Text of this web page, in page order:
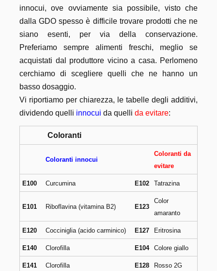
innocui, ove ovviamente sia possibile, visto che
dalla GDO spesso è difficile trovare prodotti che ne
siano esenti, per via della conservazione.
Preferiamo sempre alimenti freschi, meglio se
acquistati dal produttore vicino a casa. Perlomeno
cerchiamo di scegliere quelli che ne hanno un
basso dosaggio.
Vi riportiamo per chiarezza, le tabelle degli additivi,
dividendo quelli innocui da quelli da evitare:
Coloranti
Coloranti innocui
Coloranti da
evitare
E100 Curcumina E102 Tatrazina
E101 Riboflavina (vitamina B2) E123
Color
amaranto
E120 Cocciniglia (acido carminico) E127 Eritrosina
E140 Clorofilla E104 Colore giallo
E141 Clorofilla E128 Rosso 2G